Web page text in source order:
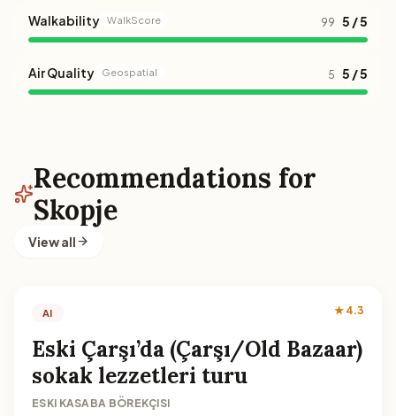
Walkability WalkScore 99 5 / 5
Air Quality Geospatial 5 5 / 5
Recommendations for
Skopje
View all
AI ★ 4.3
Eski Çarşı’da (Çarşı/Old Bazaar)
sokak lezzetleri turu
ESKI KASABA BÖREKÇISI